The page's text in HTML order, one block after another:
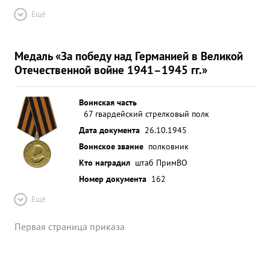
Ещё
Медаль «За победу над Германией в Великой
Отечественной войне 1941–1945 гг.»
Воинская часть
67 гвардейский стрелковый полк
Дата документа 26.10.1945
Воинское звание полковник
Кто наградил штаб ПримВО
Номер документа 162
Ещё
Первая страница приказа